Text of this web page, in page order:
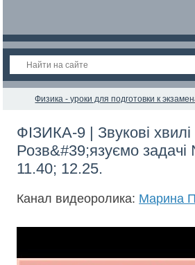
Физика - уроки для подготовки к
ФІЗИКА-9 | Звукові хвилі
Розв&#39;язуємо
11.40; 12.25.
Канал видеоролика: Марина